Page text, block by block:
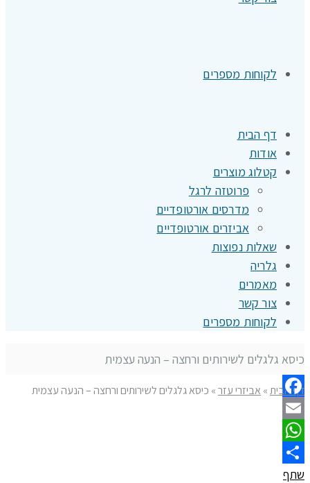
לקוחות מספרים
דף הבית
אודות
קטלוג מוצרים
פרוטזה לרגל
מדרסים אורטופדיים
אביזרים אורטופדיים
שאלות נפוצות
גלריה
מאמרים
צור קשר
לקוחות מספרים
כיסא גלגלים לשירותים ורחצה – הנעה עצמית
דף הבית» אביזרי עזר» כיסא גלגלים לשירותים ורחצה – הנעה עצמית
Facebook
Email
WhatsApp
שתף